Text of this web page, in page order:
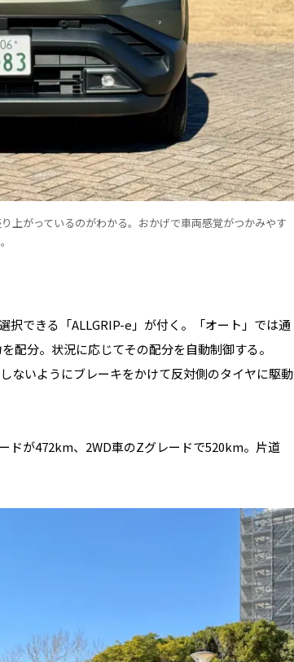
上がっているのがわかる。おかげで車両感覚がつかみやす
できる「ALLGRIP-e」が付く。「オート」では通
配分。状況に応じてその配分を自動制御する。
ないようにブレーキをかけて反対側のタイヤに駆動
ドが472km、2WD車のZグレードで520km。片道